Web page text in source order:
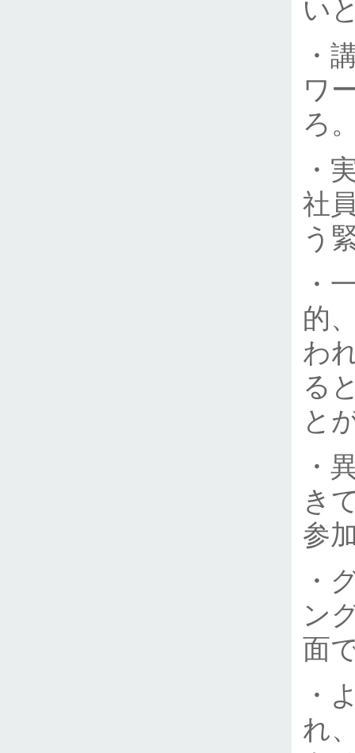
い
・
ワ
ろ
・
社
う
・
的
わ
る
と
・
き
参
・
ン
面
・
れ